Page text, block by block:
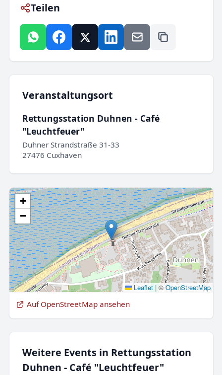
Teilen
Veranstaltungsort
Rettungsstation Duhnen - Café
"Leuchtfeuer"
Duhner Strandstraße 31-33
27476 Cuxhaven
+
−
Leaflet |©OpenStreetMap
Auf OpenStreetMap ansehen
Weitere Events in Rettungsstation
Duhnen - Café "Leuchtfeuer"